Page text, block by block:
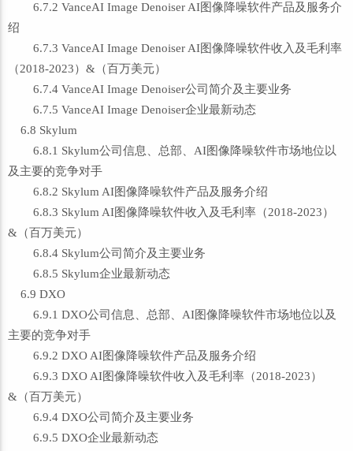
6.7.2 VanceAI Image Denoiser AI图像降噪软件产品及服务介
绍
6.7.3 VanceAI Image Denoiser AI图像降噪软件收入及毛利率
（2018-2023）&（百万美元）
6.7.4 VanceAI Image Denoiser公司简介及主要业务
6.7.5 VanceAI Image Denoiser企业最新动态
6.8 Skylum
6.8.1 Skylum公司信息、总部、AI图像降噪软件市场地位以
及主要的竞争对手
6.8.2 Skylum AI图像降噪软件产品及服务介绍
6.8.3 Skylum AI图像降噪软件收入及毛利率（2018-2023）
&（百万美元）
6.8.4 Skylum公司简介及主要业务
6.8.5 Skylum企业最新动态
6.9 DXO
6.9.1 DXO公司信息、总部、AI图像降噪软件市场地位以及
主要的竞争对手
6.9.2 DXO AI图像降噪软件产品及服务介绍
6.9.3 DXO AI图像降噪软件收入及毛利率（2018-2023）
&（百万美元）
6.9.4 DXO公司简介及主要业务
6.9.5 DXO企业最新动态